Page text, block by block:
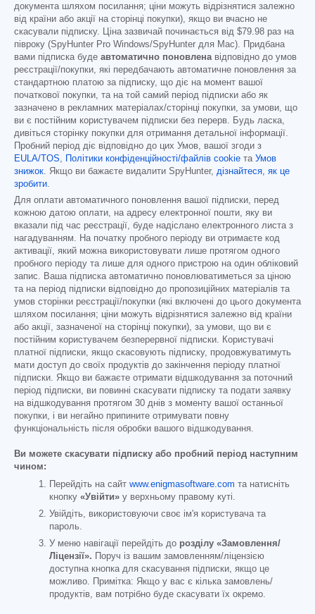
документа шляхом посилання; ціни можуть відрізнятися залежно
від країни або акції на сторінці покупки), якщо ви вчасно не
скасували підписку. Ціна зазвичай починається від $79.98 раз на
півроку (SpyHunter Pro Windows/SpyHunter для Mac). Придбана
вами підписка буде автоматично поновленавідповідно до умов
реєстрації/покупки, які передбачають автоматичне поновлення за
стандартною платою за підписку, що діє на момент вашої
початкової покупки, та на той самий період підписки або як
зазначено в рекламних матеріалах/сторінці покупки, за умови, що
ви є постійним користувачем підписки без перерв. Будь ласка,
дивіться сторінку покупки для отримання детальної інформації.
Пробний період діє відповідно до цих Умов, вашої згоди з
EULA/TOS, Політики конфіденційності/файлів cookie та Умов
знижок. Якщо ви бажаєте видалити SpyHunter, дізнайтеся, як це
зробити.
Для оплати автоматичного поновлення вашої підписки, перед
кожною датою оплати, на адресу електронної пошти, яку ви
вказали під час реєстрації, буде надіслано електронного листа з
нагадуванням. На початку пробного періоду ви отримаєте код
активації, який можна використовувати лише протягом одного
пробного періоду та лише для одного пристрою на один обліковий
запис. Ваша підписка автоматично поновлюватиметься за ціною
та на період підписки відповідно до пропозиційних матеріалів та
умов сторінки реєстрації/покупки (які включені до цього документа
шляхом посилання; ціни можуть відрізнятися залежно від країни
або акції, зазначеної на сторінці покупки), за умови, що ви є
постійним користувачем безперервної підписки. Користувачі
платної підписки, якщо скасовують підписку, продовжуватимуть
мати доступ до своїх продуктів до закінчення періоду платної
підписки. Якщо ви бажаєте отримати відшкодування за поточний
період підписки, ви повинні скасувати підписку та подати заявку
на відшкодування протягом 30 днів з моменту вашої останньої
покупки, і ви негайно припините отримувати повну
функціональність після обробки вашого відшкодування.
Ви можете скасувати підписку або пробний період наступним
чином:
Перейдіть на сайт www.enigmasoftware.com та натисніть
кнопку «Увійти» у верхньому правому куті.
Увійдіть, використовуючи своє ім'я користувача та
пароль.
У меню навігації перейдіть до розділу «Замовлення/
Ліцензії». Поруч із вашим замовленням/ліцензією
доступна кнопка для скасування підписки, якщо це
можливо. Примітка: Якщо у вас є кілька замовлень/
продуктів, вам потрібно буде скасувати їх окремо.